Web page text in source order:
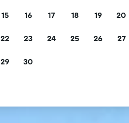
Milyonlarca yorum
Gerçek konuk yorumlarına dayanan
15 16 17 18 19 20
22 23 24 25 26 27
29 30